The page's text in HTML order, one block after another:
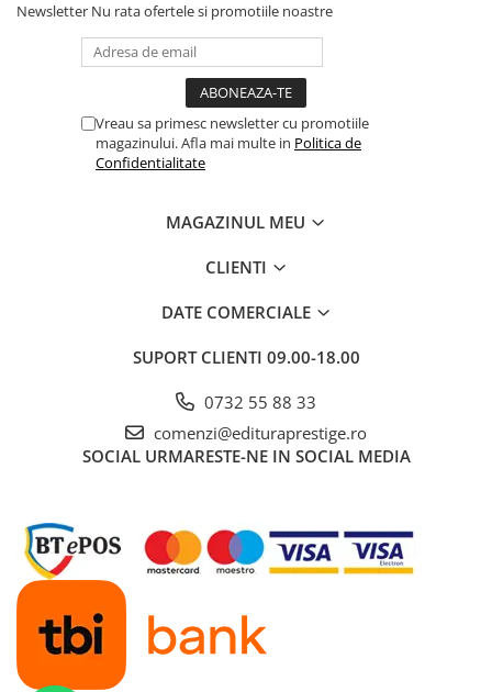
Ceai
Dezvoltare Personala
Carti de joc
Dezvoltare Personala Adulti
Dezvoltarea Afacerilor
Istorie & Filosofie
Istorii Secrete
Tot Adevarul
Jocuri
Casute de papusi si mobilier
Creativitate
Educative
Newsletter Nu rata ofertele si promotiile noastre
Vreau sa primesc newsletter cu promotiile
magazinului. Afla mai multe in Politica de
Confidentialitate
MAGAZINUL MEU
CLIENTI
DATE COMERCIALE
SUPORT CLIENTI 09.00-18.00
0732 55 88 33
comenzi@edituraprestige.ro
SOCIAL URMARESTE-NE IN SOCIAL MEDIA